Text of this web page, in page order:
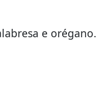
e orégano.